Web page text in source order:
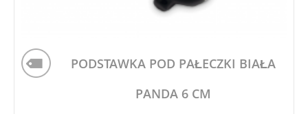
PODSTAWKA POD PAŁECZKI BIAŁA
PANDA 6 CM